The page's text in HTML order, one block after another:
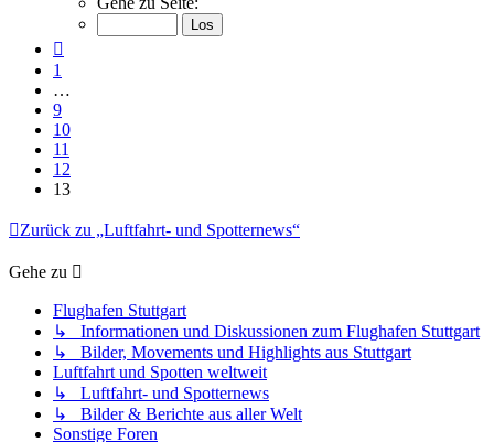
von
1
…
9
10
11
12
13
Zurück zu „Luftfahrt- und Spotternews“
Gehe zu
Flughafen Stuttgart
↳ Informationen und Diskussionen zum Flughafen Stuttgart
↳ Bilder, Movements und Highlights aus Stuttgart
Luftfahrt und Spotten weltweit
↳ Luftfahrt- und Spotternews
↳ Bilder & Berichte aus aller Welt
Sonstige Foren